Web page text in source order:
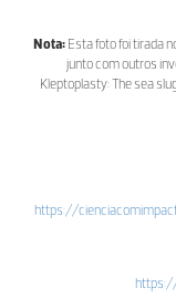
Nota: Esta foto foi tirada
junto com outros
Kleptoplasty: The sea
https://